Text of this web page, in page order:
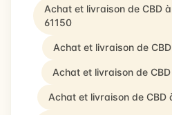
Achat et livraison de CBD
61150
Achat et livraison de
Achat et livraison de
Achat et livraison de CBD